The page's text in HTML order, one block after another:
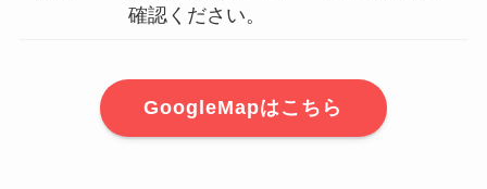
確認ください。
GoogleMapはこちら